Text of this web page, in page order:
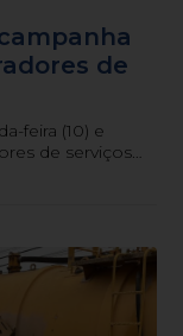
de
feira (10) e
de serviços